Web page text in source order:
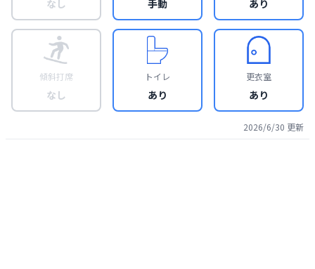
なし 手動 あり
傾斜打席
なし
トイレ
あり
更衣室
あり
2026/6/30 更新